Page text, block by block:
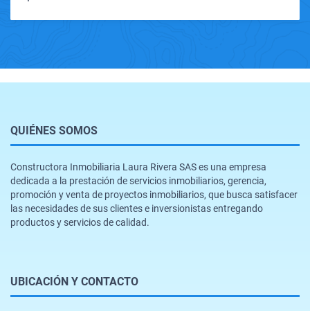
QUIÉNES SOMOS
Constructora Inmobiliaria Laura Rivera SAS es una empresa
dedicada a la prestación de servicios inmobiliarios, gerencia,
promoción y venta de proyectos inmobiliarios, que busca satisfacer
las necesidades de sus clientes e inversionistas entregando
productos y servicios de calidad.
UBICACIÓN Y CONTACTO